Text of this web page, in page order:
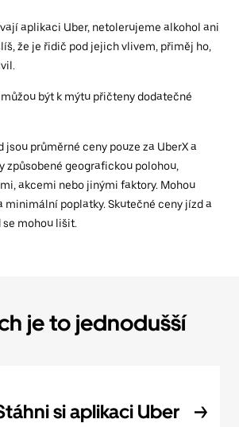
aplikaci Uber, netolerujeme alkohol ani
že je řidič pod jejich vlivem, přiměj ho,
být k mýtu přičteny dodatečné
jsou průměrné ceny pouze za UberX a
způsobené geografickou polohou,
akcemi nebo jinými faktory. Mohou
minimální poplatky. Skutečné ceny jízd a
mohou lišit.
je to jednodušší
si aplikaci Uber